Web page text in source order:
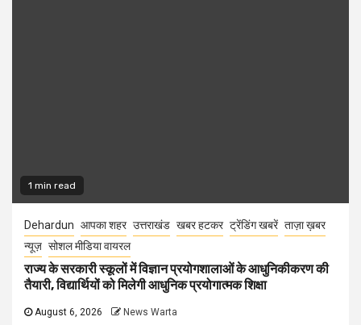
1 min read
Dehardun आपका शहर उत्तराखंड खबर हटकर ट्रेंडिंग खबरें ताज़ा ख़बर
न्यूज़ सोशल मीडिया वायरल
राज्य के सरकारी स्कूलों में विज्ञान प्रयोगशालाओं के आधुनिकीकरण की
तैयारी, विद्यार्थियों को मिलेगी आधुनिक प्रयोगात्मक शिक्षा
August 6, 2026 News Warta